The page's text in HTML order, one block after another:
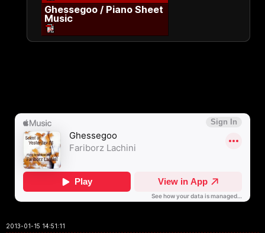
Ghessegoo / Piano Sheet
Music
2013-01-15 14:51:11